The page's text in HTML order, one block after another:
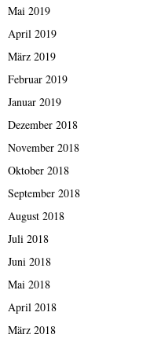
Mai 2019
April 2019
März 2019
Februar 2019
Januar 2019
Dezember 2018
November 2018
Oktober 2018
September 2018
August 2018
Juli 2018
Juni 2018
Mai 2018
April 2018
März 2018